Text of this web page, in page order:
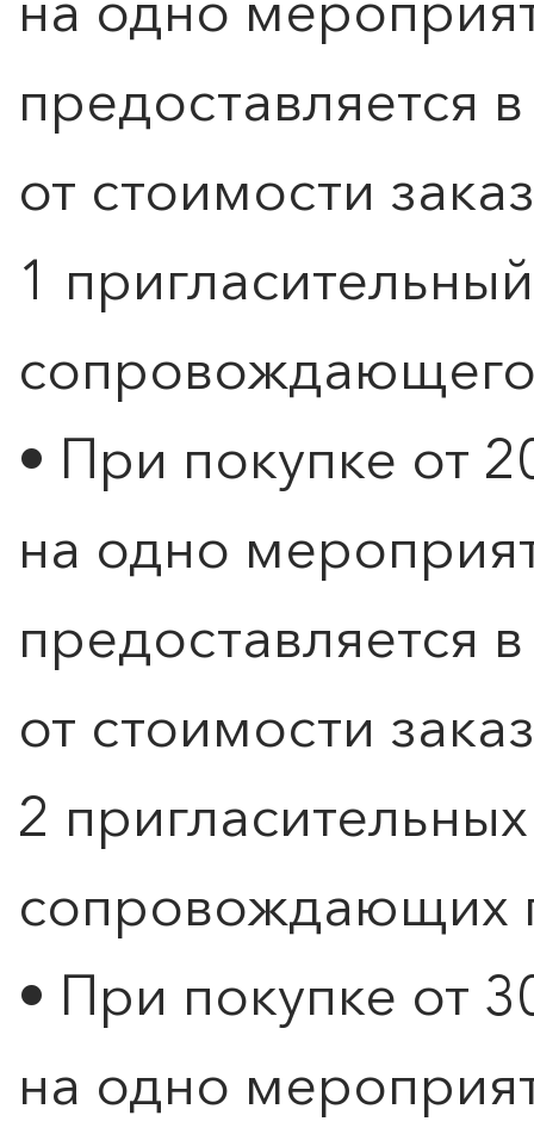
ПОИСК ПО МЕРОПРИЯТИЯМ
предоставляется
от стоимости
1
• При покупке от
на одно
предоставляется
от стоимости
2
сопровождающих
• При покупке от
на одно